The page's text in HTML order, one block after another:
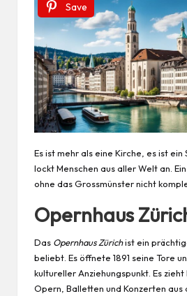
Save
Es ist mehr als eine Kirche, es ist ein
lockt Menschen aus aller Welt an.
ohne das Grossmünster nicht
Opernhaus
Das Opernhaus Zürichist ein
beliebt. Es öffnete 1891 seine Tore
kultureller Anziehungspunkt. Es
Opern, Balletten und Konzerten aus